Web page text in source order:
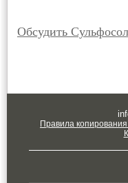
Обсудить
Правила